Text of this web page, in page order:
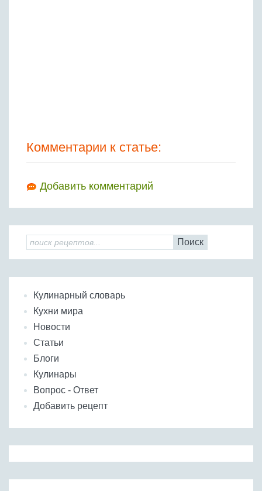
Комментарии к статье:
Добавить комментарий
Поиск
Кулинарный словарь
Кухни мира
Новости
Статьи
Блоги
Кулинары
Вопрос - Ответ
Добавить рецепт